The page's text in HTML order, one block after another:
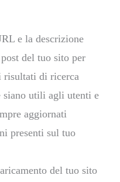
e la descrizione
del tuo sito per
risultati di ricerca
siano utili agli utenti e
aggiornati
presenti sul tuo
del tuo sito